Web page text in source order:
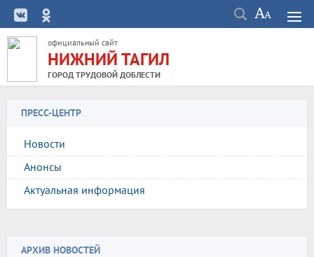
официальный сайт
НИЖНИЙ ТАГИЛ
ГОРОД ТРУДОВОЙ ДОБЛЕСТИ
ПРЕСС-ЦЕНТР
Новости
Анонсы
Актуальная информация
АРХИВ НОВОСТЕЙ